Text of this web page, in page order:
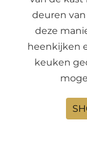
deuren
deze
heenkijken
keuken